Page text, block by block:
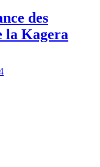
des
la Kagera